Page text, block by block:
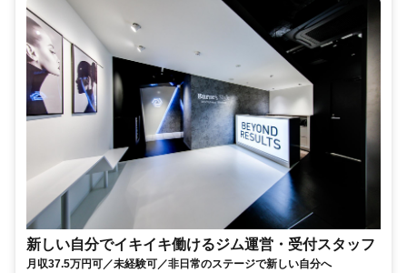
新しい自分でイキイキ働けるジム運営・受付スタッフ
月収37.5万円可／未経験可／非日常のステージで新しい自分へ